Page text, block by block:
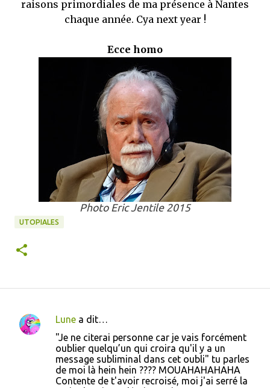
raisons primordiales de ma présence à Nantes
chaque année. Cya next year !
Ecce homo
Photo Eric Jentile 2015
UTOPIALES
C
Lune a dit…
"Je ne citerai personne car je vais forcément
oublier quelqu’un qui croira qu'il y a un
message subliminal dans cet oubli" tu parles
de moi là hein hein ???? MOUAHAHAHAHA
Contente de t'avoir recroisé, moi j'ai serré la